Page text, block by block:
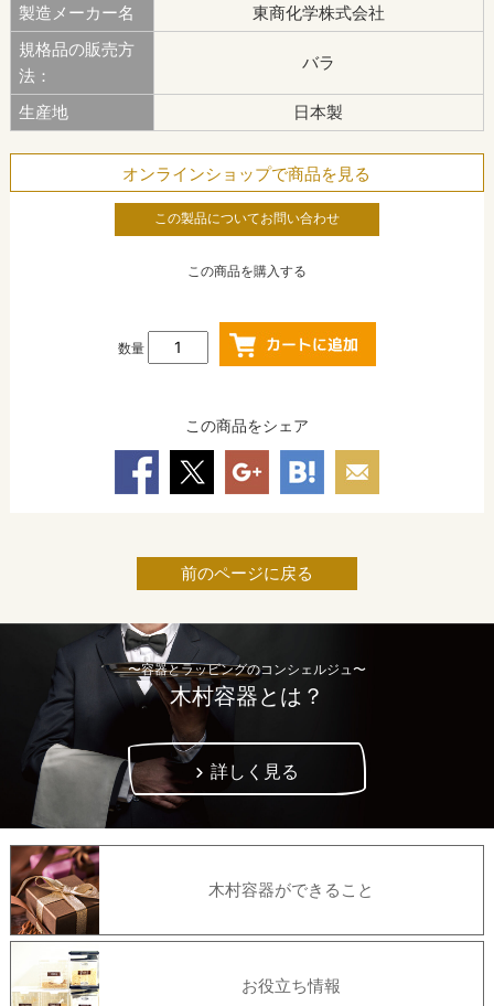
製造メーカー名
東商化学株式会社
規格品の販売方
法：
バラ
生産地 日本製
オンラインショップで商品を見る
この製品についてお問い合わせ
この商品を購入する
数量
この商品をシェア
前のページに戻る
〜容器とラッピングのコンシェルジュ〜
木村容器とは？
詳しく見る
木村容器ができること
お役立ち情報